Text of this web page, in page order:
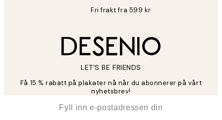
Fri frakt fra 599 kr
LET’S BE FRIENDS
Få 15 % rabatt på plakater nå når du abonnerer på vårt
nyhetsbrev!